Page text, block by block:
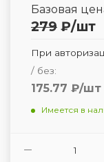
Базовая
279 ₽/шт
При
/ без:
175.77 ₽/шт
Имеется в